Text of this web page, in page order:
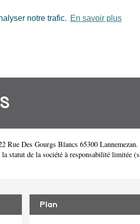
notre trafic. En savoir plus
Rue Des Gourgs Blancs 65300
statut de la société à responsabilité limitée
Plan